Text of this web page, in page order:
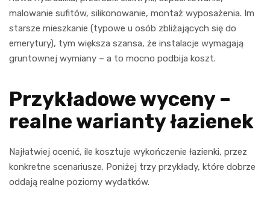
malowanie sufitów, silikonowanie, montaż wyposażenia. Im
starsze mieszkanie (typowe u osób zbliżających się do
emerytury), tym większa szansa, że instalacje wymagają
gruntownej wymiany – a to mocno podbija koszt.
Przykładowe wyceny –
realne warianty łazienek
Najłatwiej ocenić, ile kosztuje wykończenie łazienki, przez
konkretne scenariusze. Poniżej trzy przykłady, które dobrze
oddają realne poziomy wydatków.